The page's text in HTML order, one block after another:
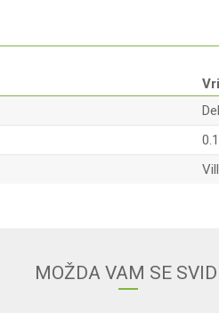
MOŽDA VAM SE